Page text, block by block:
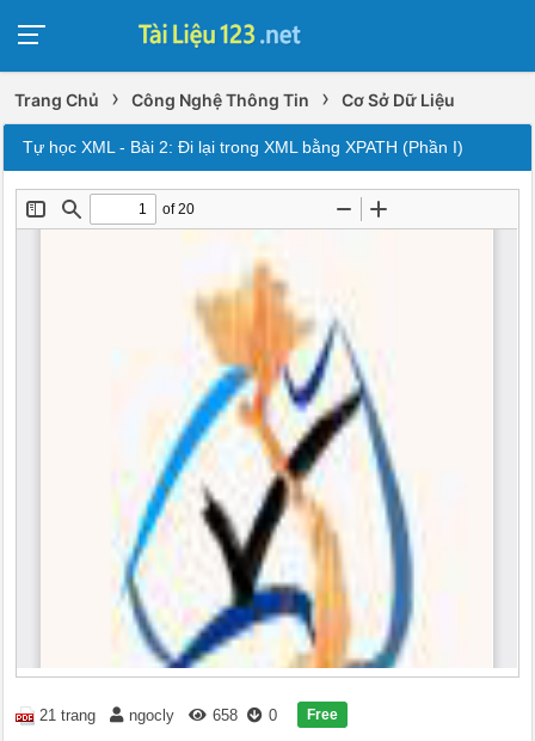
Trang Chủ › Công Nghệ Thông Tin › Cơ Sở Dữ Liệu
Tự học XML - Bài 2: Đi lại trong XML bằng XPATH (Phần I)
21 trang ngocly 658 0 Free